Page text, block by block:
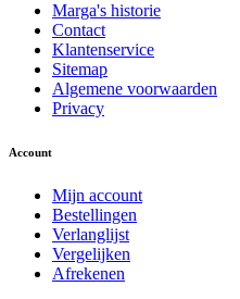
Marga's historie
Contact
Klantenservice
Sitemap
Algemene voorwaarden
Privacy
Account
Mijn account
Bestellingen
Verlanglijst
Vergelijken
Afrekenen